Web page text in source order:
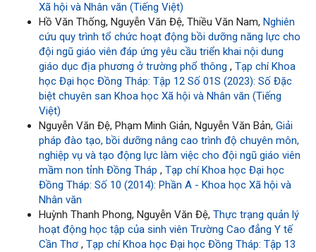
Xã hội và Nhân văn (Tiếng Việt)
Hồ Văn Thống, Nguyễn Văn Đệ, Thiều Văn Nam, Nghiên
cứu quy trình tổ chức hoạt động bồi dưỡng năng lực cho
đội ngũ giáo viên đáp ứng yêu cầu triển khai nội dung
giáo dục địa phương ở trường phổ thông , Tạp chí Khoa
học Đại học Đồng Tháp: Tập 12 Số 01S (2023): Số Đặc
biệt chuyên san Khoa học Xã hội và Nhân văn (Tiếng
Việt)
Nguyễn Văn Đệ, Phạm Minh Giản, Nguyễn Văn Bản, Giải
pháp đào tạo, bồi dưỡng nâng cao trình độ chuyên môn,
nghiệp vụ và tạo động lực làm việc cho đội ngũ giáo viên
mầm non tỉnh Đồng Tháp , Tạp chí Khoa học Đại học
Đồng Tháp: Số 10 (2014): Phần A - Khoa học Xã hội và
Nhân văn
Huỳnh Thanh Phong, Nguyễn Văn Đệ, Thực trạng quản lý
hoạt động học tập của sinh viên Trường Cao đẳng Y tế
Cần Thơ , Tạp chí Khoa học Đại học Đồng Tháp: Tập 13